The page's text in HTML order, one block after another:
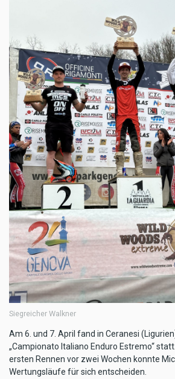
Siegreicher Walkner
Am 6. und 7. April fand in Ceranesi
„Campionato Italiano Enduro Estremo“
ersten Rennen vor zwei Wochen konnte
Wertungsläufe für sich entscheiden.